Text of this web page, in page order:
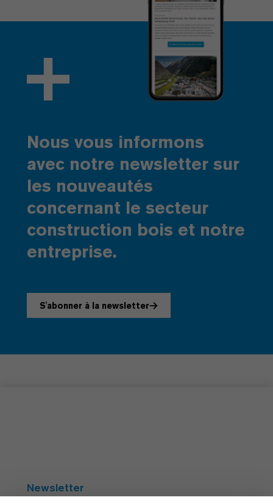
Nous vous informons
avec notre newsletter sur
les nouveautés
concernant le secteur
construction bois et notre
entreprise.
S'abonner à la newsletter
Newsletter